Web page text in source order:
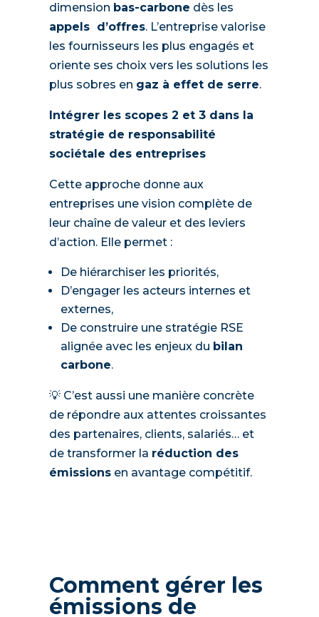
dimension bas-carbone dès les
appels d’offres. L’entreprise valorise
les fournisseurs les plus engagés et
oriente ses choix vers les solutions les
plus sobres en gaz à effet de serre.
Intégrer les scopes 2 et 3 dans la
stratégie de responsabilité
sociétale des entreprises
Cette approche donne aux
entreprises une vision complète de
leur chaîne de valeur et des leviers
d’action. Elle permet :
De hiérarchiser les priorités,
D’engager les acteurs internes et
externes,
De construire une stratégie RSE
alignée avec les enjeux du bilan
carbone.
💡 C’est aussi une manière concrète
de répondre aux attentes croissantes
des partenaires, clients, salariés… et
de transformer la réduction des
émissionsen avantage compétitif.
Comment gérer les
émissions de